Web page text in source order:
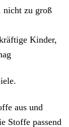
nicht zu groß
Kinder,
aus und
Stoffe passend